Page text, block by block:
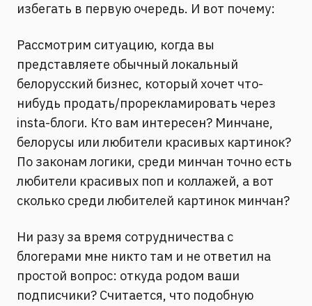
избегать в первую очередь. И вот почему:
Рассмотрим ситуацию, когда вы
представляете обычный локальный
белорусский бизнес, который хочет что-
нибудь продать/прорекламировать через
insta-блоги. Кто вам интересен? Минчане,
белорусы или любители красивых картинок?
По законам логики, среди минчан точно есть
любители красивых поп и коллажей, а вот
сколько среди любителей картинок минчан?
Ни разу за время сотрудничества с
блогерами мне никто там и не ответил на
простой вопрос: откуда родом ваши
подписчики? Считается, что подобную